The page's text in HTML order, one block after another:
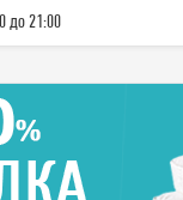
до 21:00